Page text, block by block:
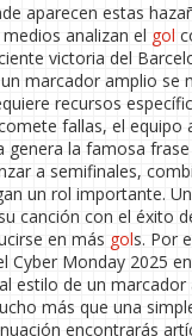
aparecen estas
analizan el gol
victoria del
marcador amplio se
recursos
fallas, el
la famosa
a semifinales,
un rol importante.
canción con el éxito
en más gols. Por
Cyber Monday 2025
estilo de un marcador
más que una
encontrarás